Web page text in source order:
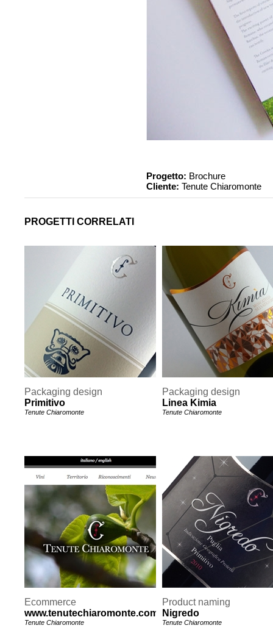
Progetto: Brochure
Cliente: Tenute Chiaromonte
PROGETTI CORRELATI
Packaging design
Primitivo
Tenute Chiaromonte
Packaging design
Linea Kimia
Tenute Chiaromonte
Ecommerce
www.tenutechiaromonte.com
Tenute Chiaromonte
Product naming
Nigredo
Tenute Chiaromonte